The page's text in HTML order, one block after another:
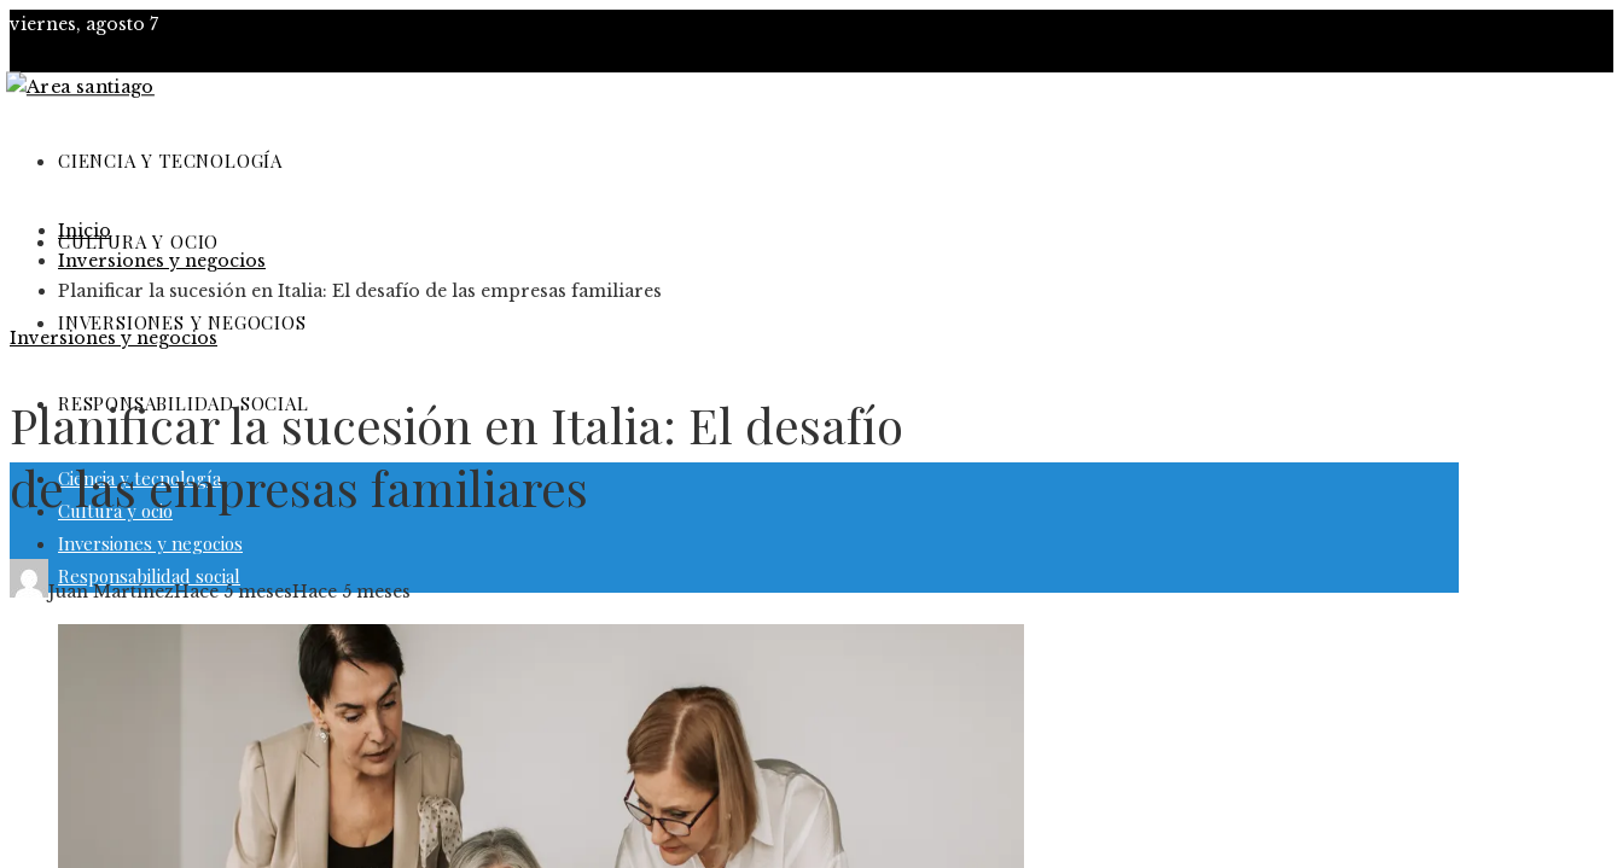
viernes, agosto 7
CIENCIA Y TECNOLOGÍA
CULTURA Y OCIO
INVERSIONES Y NEGOCIOS
RESPONSABILIDAD SOCIAL
Ciencia y tecnología
Cultura y ocio
Inversiones y negocios
Responsabilidad social
Inicio
Inversiones y negocios
Planificar la sucesión en Italia: El desafío de las empresas familiares
Inversiones y negocios
Planificar la sucesión en Italia: El desafío
de las empresas familiares
Juan MartínezHace 5 mesesHace 5 meses